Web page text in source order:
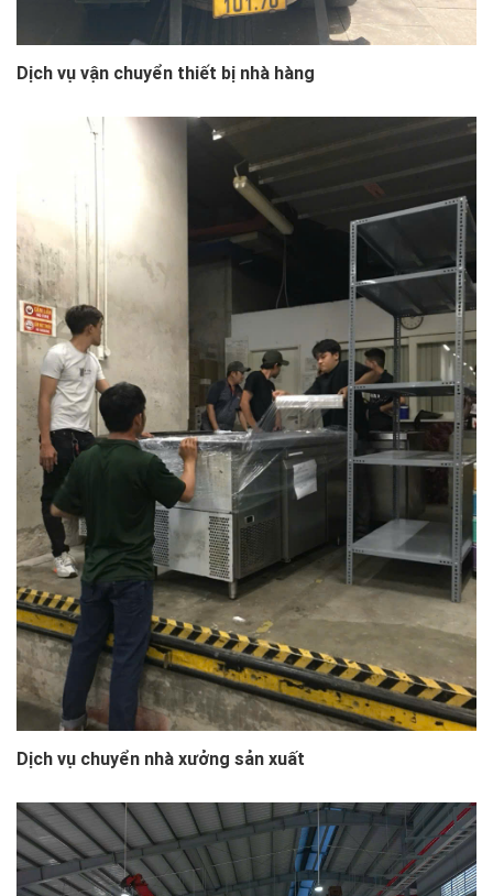
Dịch vụ vận chuyển thiết bị nhà hàng
Dịch vụ chuyển nhà xưởng sản xuất